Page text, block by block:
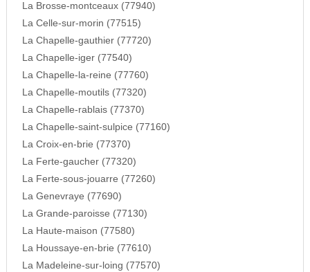
La Brosse-montceaux (77940)
La Celle-sur-morin (77515)
La Chapelle-gauthier (77720)
La Chapelle-iger (77540)
La Chapelle-la-reine (77760)
La Chapelle-moutils (77320)
La Chapelle-rablais (77370)
La Chapelle-saint-sulpice (77160)
La Croix-en-brie (77370)
La Ferte-gaucher (77320)
La Ferte-sous-jouarre (77260)
La Genevraye (77690)
La Grande-paroisse (77130)
La Haute-maison (77580)
La Houssaye-en-brie (77610)
La Madeleine-sur-loing (77570)